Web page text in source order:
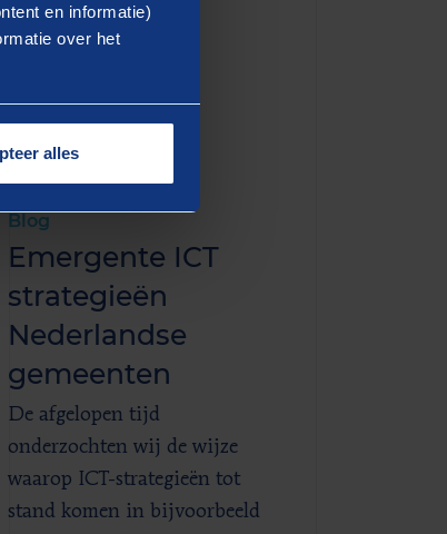
en informatie)
over het
alles
Blog
Emergente ICT
strategieën
Nederlandse
gemeenten
De afgelopen tijd
onderzochten wij de wijze
waarop ICT-strategieën tot
stand komen in bijvoorbeeld